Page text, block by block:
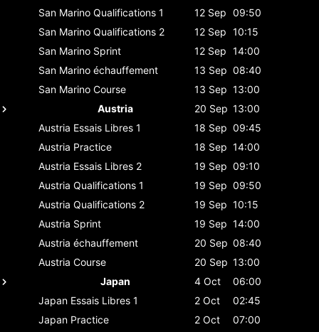
San Marino Qualifications 1 12 Sep 09:50
San Marino Qualifications 2 12 Sep 10:15
San Marino Sprint 12 Sep 14:00
San Marino échauffement 13 Sep 08:40
San Marino Course 13 Sep 13:00
Austria
20 Sep 13:00
Austria Essais Libres 1 18 Sep 09:45
Austria Practice 18 Sep 14:00
Austria Essais Libres 2 19 Sep 09:10
Austria Qualifications 1 19 Sep 09:50
Austria Qualifications 2 19 Sep 10:15
Austria Sprint 19 Sep 14:00
Austria échauffement 20 Sep 08:40
Austria Course 20 Sep 13:00
Japan
4 Oct
06:00
Japan Essais Libres 1 2 Oct
02:45
Japan Practice 2 Oct
07:00